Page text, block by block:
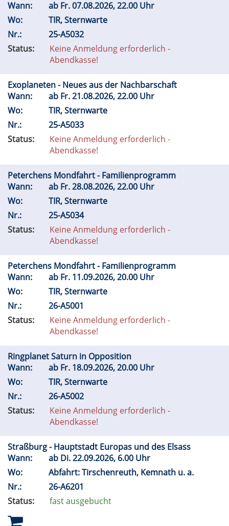
Wann:
ab Fr.07.08.2026, 22.00 Uhr
Wo:
TIR, Sternwarte
Nr.:
25-A5032
Status:
Keine Anmeldung erforderlich -
Abendkasse!
Exoplaneten - Neues aus der Nachbarschaft
Wann:
ab Fr.21.08.2026, 22.00 Uhr
Wo:
TIR, Sternwarte
Nr.:
25-A5033
Status:
Keine Anmeldung erforderlich -
Abendkasse!
Peterchens Mondfahrt - Familienprogramm
Wann:
ab Fr.28.08.2026, 22.00 Uhr
Wo:
TIR, Sternwarte
Nr.:
25-A5034
Status:
Keine Anmeldung erforderlich -
Abendkasse!
Peterchens Mondfahrt - Familienprogramm
Wann:
ab Fr. 11.09.2026, 20.00 Uhr
Wo:
TIR, Sternwarte
Nr.:
26-A5001
Status:
Keine Anmeldung erforderlich -
Abendkasse!
Ringplanet Saturn in Opposition
Wann:
ab Fr. 18.09.2026, 20.00 Uhr
Wo:
TIR, Sternwarte
Nr.:
26-A5002
Status:
Keine Anmeldung erforderlich -
Abendkasse!
Straßburg - Hauptstadt Europas und des Elsass
Wann:
ab Di.22.09.2026, 6.00 Uhr
Wo:
Abfahrt: Tirschenreuth, Kemnath u. a.
Nr.:
26-A6201
Status:
fast ausgebucht